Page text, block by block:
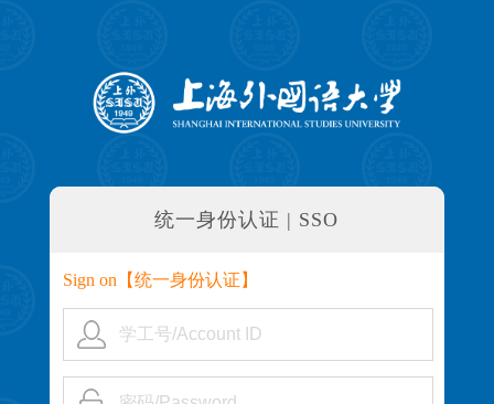
统一身份认证 | SSO
Sign on【统一身份认证 】